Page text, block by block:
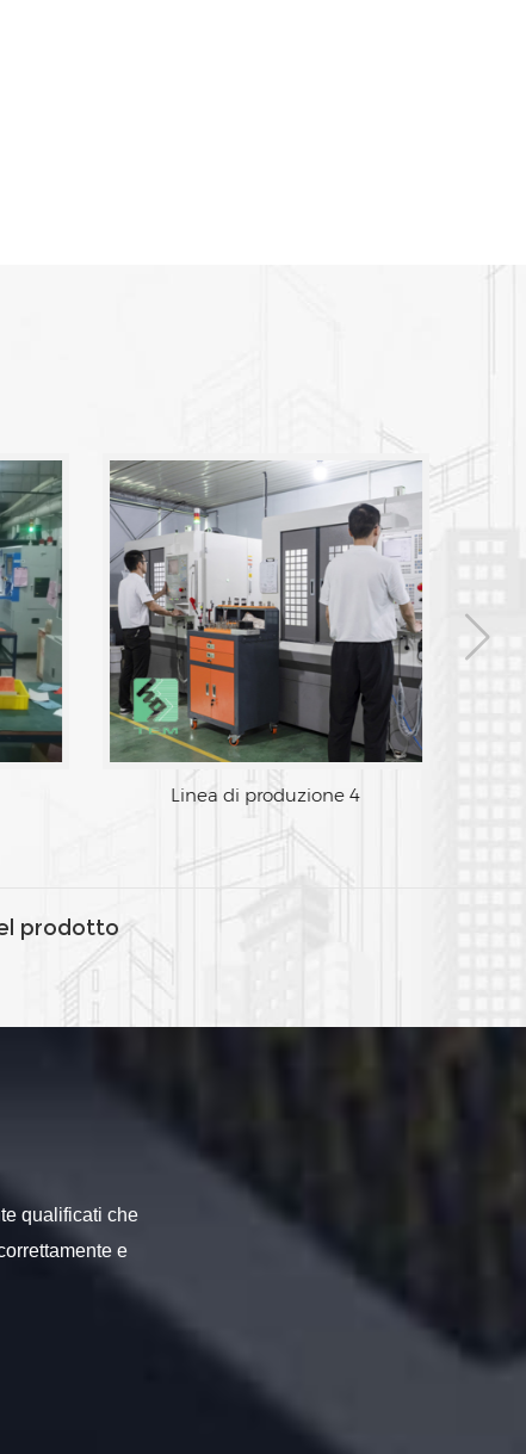
Linea di produzione 3
prodotto
qualificati che
e